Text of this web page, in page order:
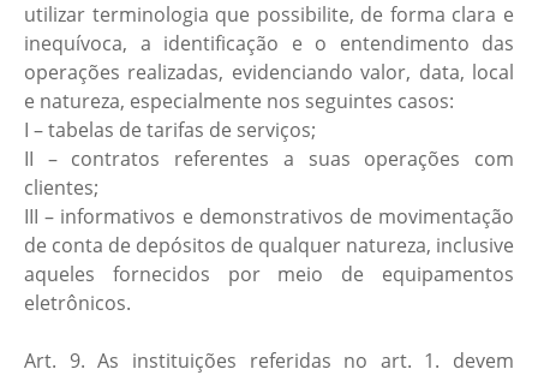
utilizar terminologia que possibilite, de forma clara e
inequívoca, a identificação e o entendimento das
operações realizadas, evidenciando valor, data, local
e natureza, especialmente nos seguintes casos:
I – tabelas de tarifas de serviços;
II – contratos referentes a suas operações com
clientes;
III – informativos e demonstrativos de movimentação
de conta de depósitos de qualquer natureza, inclusive
aqueles fornecidos por meio de equipamentos
eletrônicos.
Art. 9. As instituições referidas no art. 1. devem